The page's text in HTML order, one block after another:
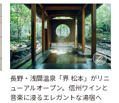
長野・浅間温泉「界 松本」がリニ
ューアルオープン。信州ワインと
音楽に浸るエレガントな湯宿へ